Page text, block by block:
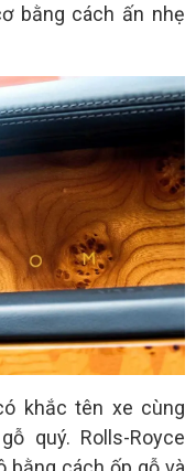
bằng cách ấn nhẹ
khắc tên xe cùng
quý. Rolls-Royce